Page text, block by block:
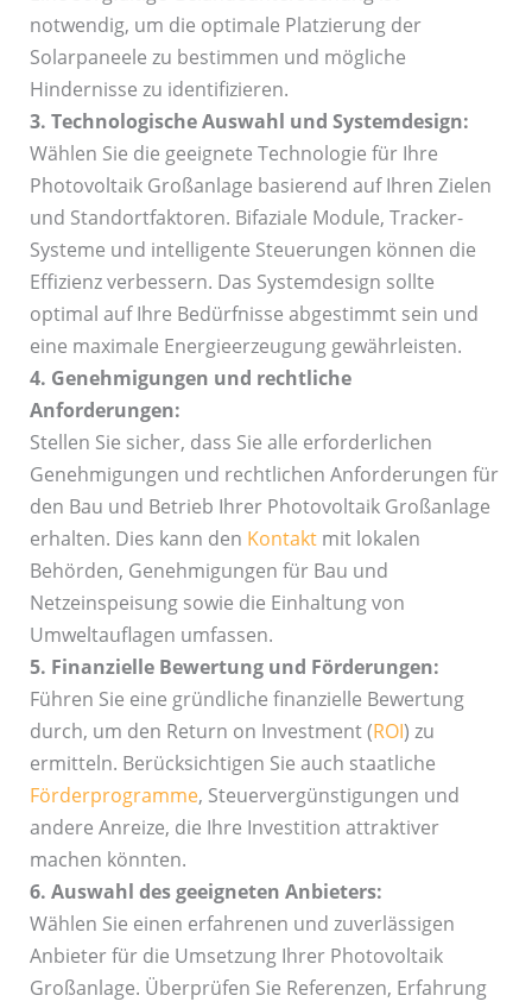
notwendig, um die optimale Platzierung der
Solarpaneele zu bestimmen und mögliche
Hindernisse zu identifizieren.
3. Technologische Auswahl und Systemdesign:
Wählen Sie die geeignete Technologie für Ihre
Photovoltaik Großanlage basierend auf Ihren Zielen
und Standortfaktoren. Bifaziale Module, Tracker-
Systeme und intelligente Steuerungen können die
Effizienz verbessern. Das Systemdesign sollte
optimal auf Ihre Bedürfnisse abgestimmt sein und
eine maximale Energieerzeugung gewährleisten.
4. Genehmigungen und rechtliche
Anforderungen:
Stellen Sie sicher, dass Sie alle erforderlichen
Genehmigungen und rechtlichen Anforderungen für
den Bau und Betrieb Ihrer Photovoltaik Großanlage
erhalten. Dies kann den Kontaktmit lokalen
Behörden, Genehmigungen für Bau und
Netzeinspeisung sowie die Einhaltung von
Umweltauflagen umfassen.
5. Finanzielle Bewertung und Förderungen:
Führen Sie eine gründliche finanzielle Bewertung
durch, um den Return on Investment (ROI) zu
ermitteln. Berücksichtigen Sie auch staatliche
Förderprogramme, Steuervergünstigungen und
andere Anreize, die Ihre Investition attraktiver
machen könnten.
6. Auswahl des geeigneten Anbieters:
Wählen Sie einen erfahrenen und zuverlässigen
Anbieter für die Umsetzung Ihrer Photovoltaik
Großanlage. Überprüfen Sie Referenzen, Erfahrung